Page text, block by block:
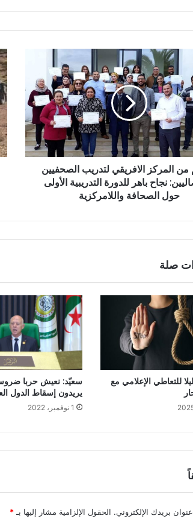
من المركز الافريقي لتدريب الصحفيين
نجاح باهر للدورة التدريبية الأولى
حول الصحافة واللامركزية
صلة
للتعاطي الإعلامي مع
سعيّد: نعيش حربا
يريدون إسقاط الدول
1 نوفمبر، 2022
بريدك الإلكتروني. الحقول الإلزامية مشار إليها بـ *